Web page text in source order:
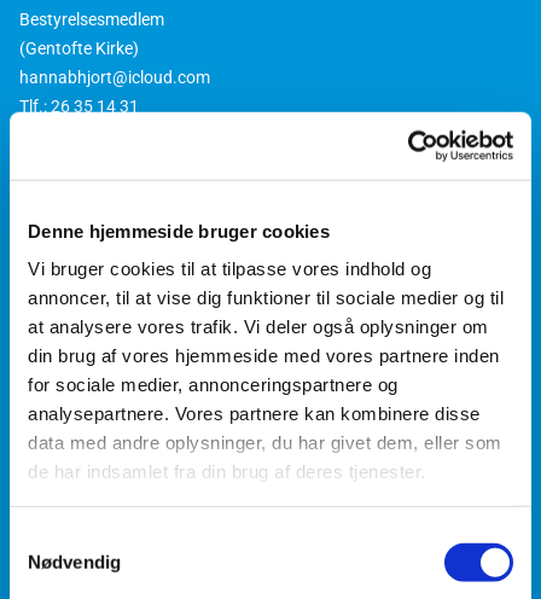
Denne hjemmeside bruger cookies
Vi bruger cookies til at tilpasse vores indhold og
annoncer, til at vise dig funktioner til sociale medier og til
at analysere vores trafik. Vi deler også oplysninger om
din brug af vores hjemmeside med vores partnere inden
for sociale medier, annonceringspartnere og
analysepartnere. Vores partnere kan kombinere disse
data med andre oplysninger, du har givet dem, eller som
de har indsamlet fra din brug af deres tjenester.
Nødvendig
Bestyrelsesmedlem
(Gentofte Kirke)
hannabhjort@icloud.com
Tlf.: 26 35 14 31